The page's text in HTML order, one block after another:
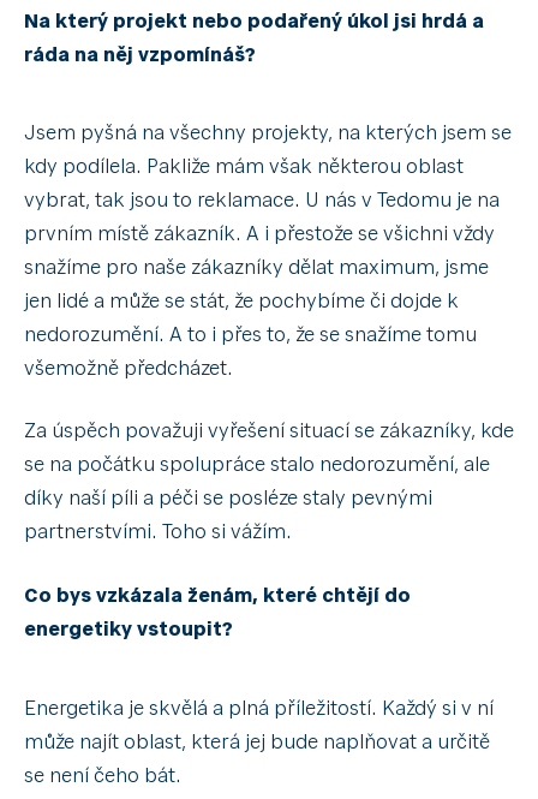
Na který projekt nebo podařený úkol jsi hrdá a
ráda na něj vzpomínáš?
Jsem pyšná na všechny projekty, na kterých jsem se
kdy podílela. Pakliže mám však některou oblast
vybrat, tak jsou to reklamace. U nás v Tedomu je na
prvním místě zákazník. A i přestože se všichni vždy
snažíme pro naše zákazníky dělat maximum, jsme
jen lidé a může se stát, že pochybíme či dojde k
nedorozumění. A to i přes to, že se snažíme tomu
všemožně předcházet.
Za úspěch považuji vyřešení situací se zákazníky, kde
se na počátku spolupráce stalo nedorozumění, ale
díky naší píli a péči se posléze staly pevnými
partnerstvími. Toho si vážím.
Co bys vzkázala ženám, které chtějí do
energetiky vstoupit?
Energetika je skvělá a plná příležitostí. Každý si v ní
může najít oblast, která jej bude naplňovat a určitě
se není čeho bát.